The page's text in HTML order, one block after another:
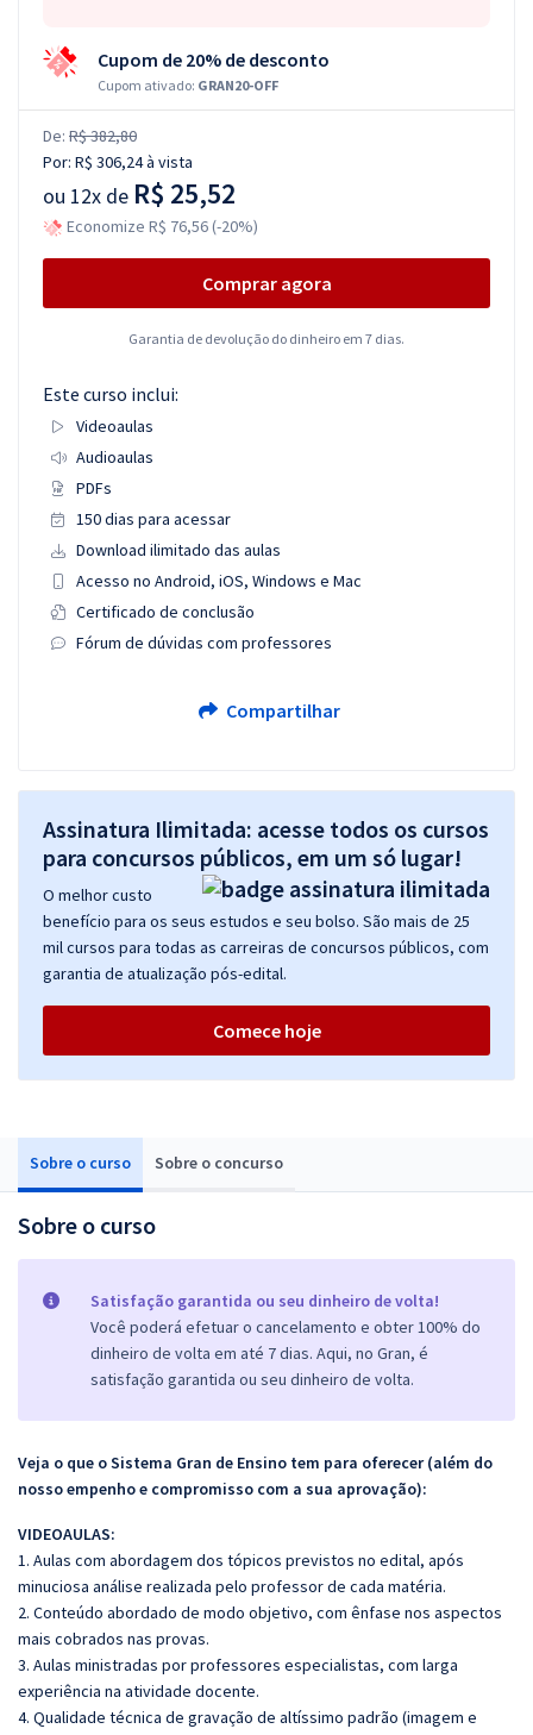
Sobre o curso Sobre o concurso
Sobre o curso
Satisfação garantida ou seu dinheiro de volta!
Você poderá efetuar o cancelamento e obter 100% do
dinheiro de volta em até 7 dias. Aqui, no Gran, é
satisfação garantida ou seu dinheiro de volta.
Veja o que o Sistema Gran de Ensino tem para oferecer (além do
nosso empenho e compromisso com a sua aprovação):
VIDEOAULAS:
1. Aulas com abordagem dos tópicos previstos no edital, após
minuciosa análise realizada pelo professor de cada matéria.
2. Conteúdo abordado de modo objetivo, com ênfase nos aspectos
mais cobrados nas provas.
3. Aulas ministradas por professores especialistas, com larga
experiência na atividade docente.
4. Qualidade técnica de gravação de altíssimo padrão (imagem e
Cupom de 20% de desconto
Cupom ativado: GRAN20-OFF
De: R$ 382,80
Por: R$ 306,24à vista
ou 12x de R$ 25,52
Economize R$ 76,56 (-20%)
Comprar agora
Garantia de devolução do dinheiro em 7 dias.
Este curso inclui:
Videoaulas
Audioaulas
PDFs
150 dias para acessar
Download ilimitado das aulas
Acesso no Android, iOS, Windows e Mac
Certificado de conclusão
Fórum de dúvidas com professores
Compartilhar
Assinatura Ilimitada: acesse todos os cursos
para concursos públicos, em um só lugar!
O melhor custo
benefício para os seus estudos e seu bolso. São mais de 25
mil cursos para todas as carreiras de concursos públicos, com
garantia de atualização pós-edital.
Comece hoje